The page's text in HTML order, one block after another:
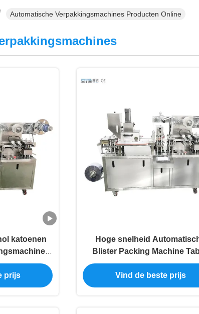
Automatische Verpakkingsmachines Producten Online
katoenen
prijs
Hoge snelheid
Blister Packing Machine
Blister Machine 220v
Vind de beste prijs